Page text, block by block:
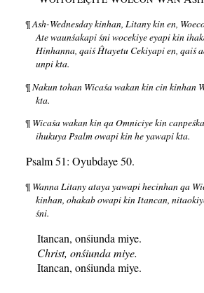
¶Ash-Wednesday kinhan, Litany kin en,
Ate waunśakapi śni wocekiye eyapi kin
Hinhanna, qaiś Ĥtayetu Cekiyapi en, qaiś
unpi kta.
¶Nakun tohan Wicaśa wakan kin cin kinhan
kta.
¶ Wicaśa wakan kin qa Omniciye kin
ihukuya Psalm owapi kin he yawapi kta.
Psalm 51: Oyubdaye 50.
¶ Wanna Litany ataya yawapi hecinhan qa
kinhan, ohakab owapi kin Itancan,
śni.
Itancan, onśiunda miye.
Christ, onśiunda miye.
Itancan, onśiunda miye.